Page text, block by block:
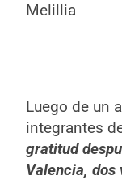
Melillia
Luego de un
integrantes
gratitud
Valencia,